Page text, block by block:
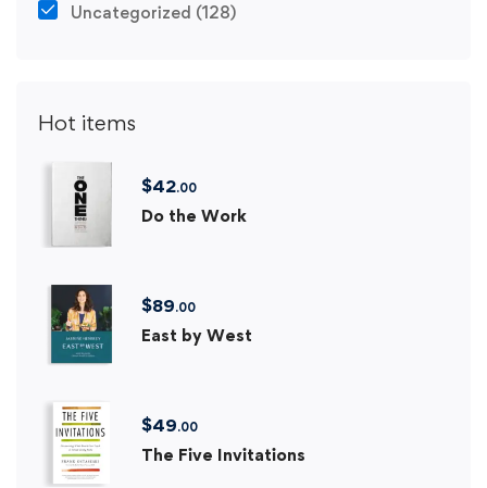
Uncategorized (128)
Hot items
$42.00
Do the Work
$89.00
East by West
$49.00
The Five Invitations